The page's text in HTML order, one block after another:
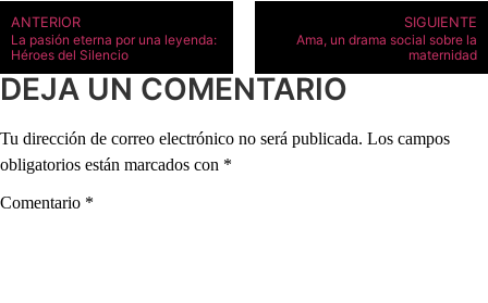
ANTERIOR
La pasión eterna por una leyenda:
Héroes del Silencio
SIGUIENTE
Ama, un drama social sobre la
maternidad
DEJA UN COMENTARIO
Tu dirección de correo electrónico no será publicada. Los campos
obligatorios están marcados con *
Comentario *